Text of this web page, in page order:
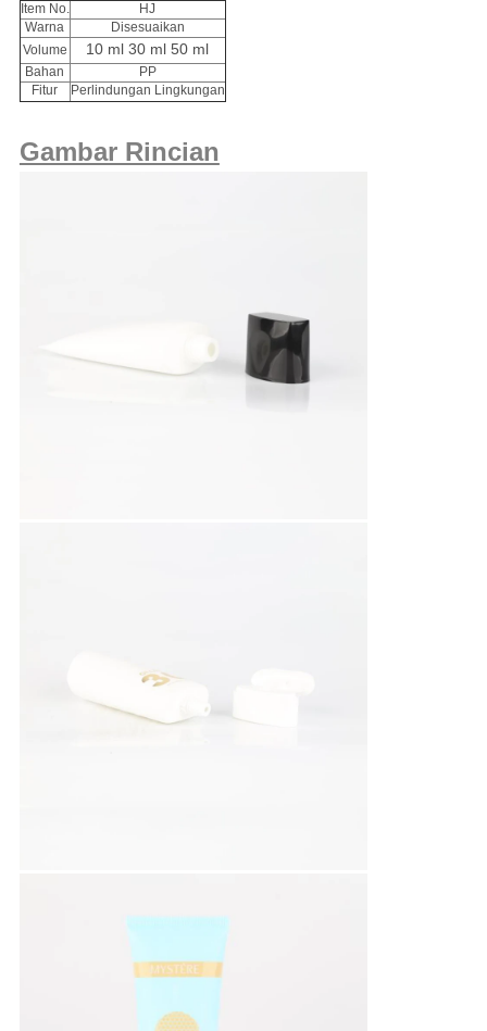
Item No.
HJ
Warna
Disesuaikan
Volume
10 ml 30 ml 50 ml
Bahan
PP
Fitur
Perlindungan Lingkungan
Gambar Rincian